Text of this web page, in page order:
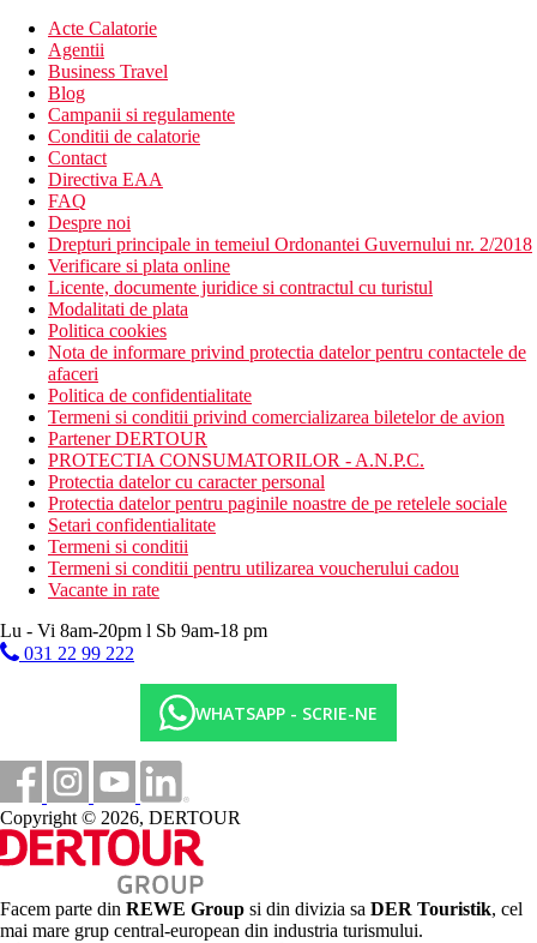
Acte Calatorie
Agentii
Business Travel
Blog
Campanii si regulamente
Conditii de calatorie
Contact
Directiva EAA
FAQ
Despre noi
Drepturi principale in temeiul Ordonantei Guvernului nr. 2/2018
Verificare si plata online
Licente, documente juridice si contractul cu turistul
Modalitati de plata
Politica cookies
Nota de informare privind protectia datelor pentru contactele de
afaceri
Politica de confidentialitate
Termeni si conditii privind comercializarea biletelor de avion
Partener DERTOUR
PROTECTIA CONSUMATORILOR - A.N.P.C.
Protectia datelor cu caracter personal
Protectia datelor pentru paginile noastre de pe retelele sociale
Setari confidentialitate
Termeni si conditii
Termeni si conditii pentru utilizarea voucherului cadou
Vacante in rate
Lu - Vi 8am-20pm l Sb 9am-18 pm
031 22 99 222
WHATSAPP - SCRIE-NE
Copyright © 2026, DERTOUR
Facem parte din REWE Group si din divizia sa DER Touristik, cel
mai mare grup central-european din industria turismului.